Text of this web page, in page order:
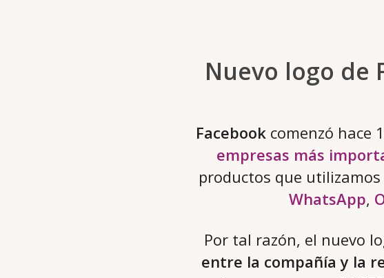
Nuevo logo de
Facebook comenzó hace
empresas más
productos que utilizamos
WhatsApp,
Por tal razón, el nuevo
entre la compañía y la